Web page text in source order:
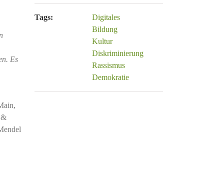
Es
&
Tags:
Digitales
Bildung
Kultur
Diskriminierung
Rassismus
Demokratie